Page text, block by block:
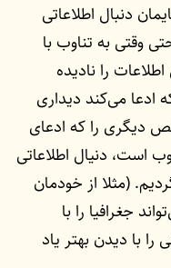
دنبال اطلاعاتی
وقتی به تناوب با
را نادیده
ادعا می‌کند دیداری
دیگری را که ادعای
است، دنیال اطلاعاتی
(مثلا از خودمان
جغرافیا را با
با دیدن بهتر یاد